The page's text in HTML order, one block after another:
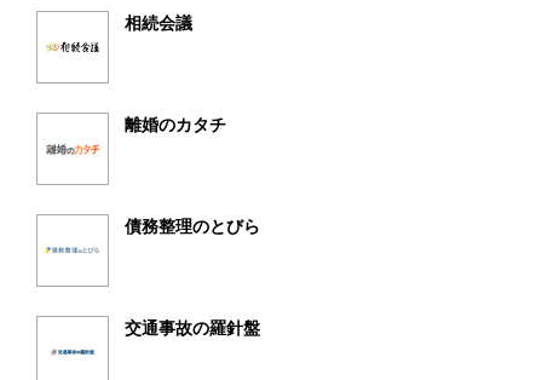
相続会議
離婚のカタチ
債務整理のとびら
交通事故の羅針盤